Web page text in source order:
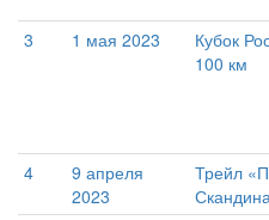
3 1 мая 2023
Кубок
100 км
4
9 апреля
2023
Трейл